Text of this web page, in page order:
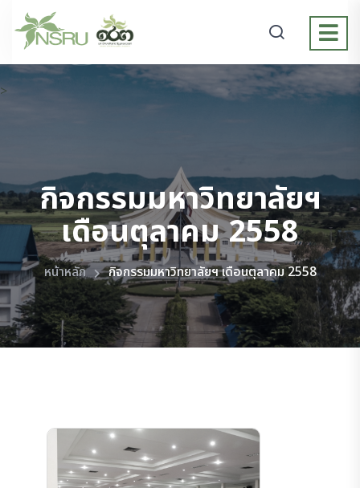
>
กิจกรรมมหาวิทยาลัยฯ
เดือนตุลาคม 2558
หน้าหลัก กิจกรรมมหาวิทยาลัยฯ เดือนตุลาคม 2558